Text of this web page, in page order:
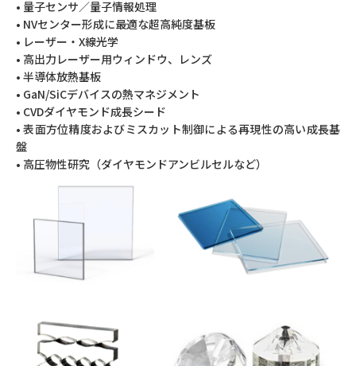
• 量子センサ／量子情報処理
• NVセンター形成に最適な超高純度基板
• レーザー・X線光学
• 高出力レーザー用ウィンドウ、レンズ
• 半導体放熱基板
• GaN/SiCデバイスの熱マネジメント
• CVDダイヤモンド成長シード
• 表面方位精度およびミスカット制御による再現性の高い成長基
盤
• 高圧物性研究（ダイヤモンドアンビルセルなど）